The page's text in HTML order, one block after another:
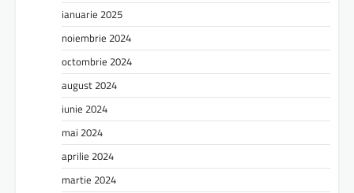
ianuarie 2025
noiembrie 2024
octombrie 2024
august 2024
iunie 2024
mai 2024
aprilie 2024
martie 2024